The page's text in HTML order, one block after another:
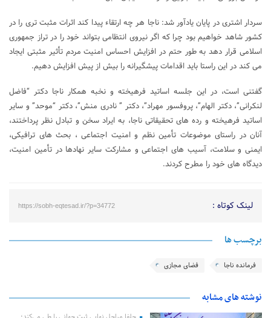
سردار اشتری در پایان یادآور شد: ناجا هر چه ارتقاء پیدا کند اثرات مثبت تری را در
کشور شاهد خواهیم بود چرا که اگر نیروی انتظامی بتواند خود را در تراز جمهوری
اسلامی قرار دهد به طور حتم در افزایش احساس امنیت مردم تأثیر مثبتی ایجاد
می کند در این راستا باید اقدامات پیشگیرانه را بیش از پیش افزایش دهیم.
گفتنی است، در این جلسه اساتید فرهیخته و نخبه همکار ناجا دکتر “فاضل
لنکرانی”، دکتر الهام”، پروفسور مهراد”، دکتر ” نادری منش”، دکتر “موحد” و سایر
اساتید فرهیخته و رده های تحقیقاتی ناجا، به ایراد سخن و تبادل نظر پرداختند،
آنان در راستای موضوعات تأمین نظم و امنیت اجتماعی ، بحث های ترافیکی،
ایمنی و سلامت، آسیب های اجتماعی و مشارکت سایر نهادها در تأمین امنیت،
دیدگاه های خود را مطرح کردند.
لینک کوتاه : https://sobh-eqtesad.ir/?p=34772
برچسب ها
فرمانده ناجا فضای مجازی
نوشته های مشابه